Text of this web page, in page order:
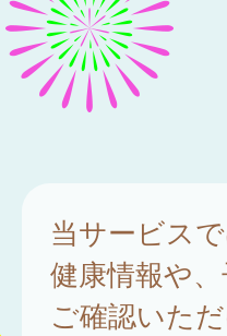
当サービス
健康情報や
ご確認いただ